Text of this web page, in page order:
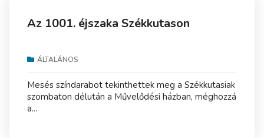
Az 1001. éjszaka Székkutason
ÁLTALÁNOS
Mesés színdarabot tekinthettek meg a Székkutasiak
szombaton délután a Művelődési házban, méghozzá
a...